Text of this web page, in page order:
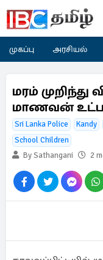
முகப்பு அரசியல்
மரம் முறிந்து
மாணவன் உட்பட
Sri Lanka Police Kandy
School Children
By Sathangani
2